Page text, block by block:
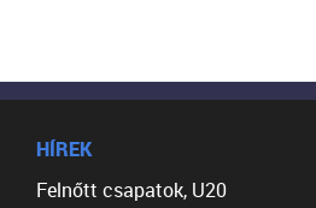
HÍREK
Felnőtt csapatok, U20